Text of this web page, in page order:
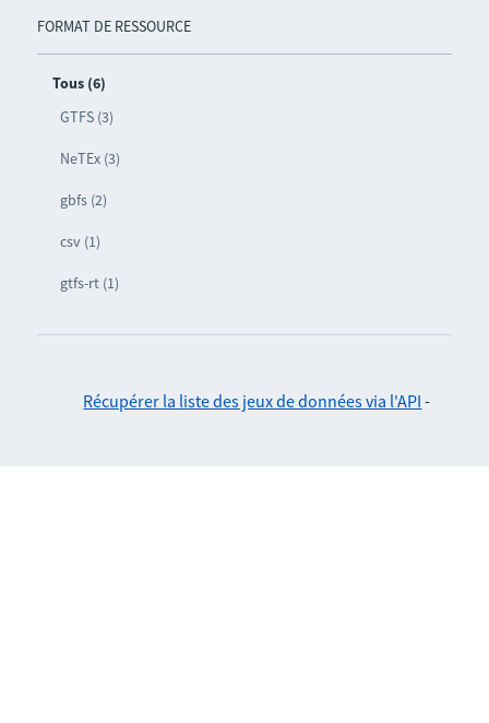
FORMAT DE RESSOURCE
Tous (6)
GTFS (3)
NeTEx (3)
gbfs (2)
csv (1)
gtfs-rt (1)
Récupérer la liste des jeux de données via l'API -